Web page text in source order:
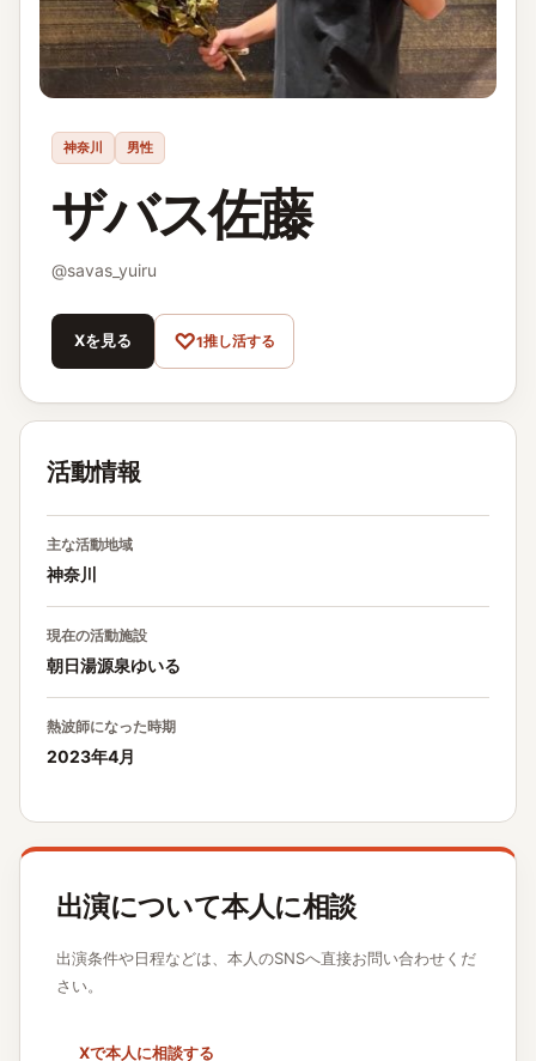
神奈川 男性
ザバス佐藤
@savas_yuiru
Xを見る ♡1推し活する
活動情報
主な活動地域
神奈川
現在の活動施設
朝日湯源泉ゆいる
熱波師になった時期
2023年4月
出演について本人に相談
出演条件や日程などは、本人のSNSへ直接お問い合わせくだ
さい。
Xで本人に相談する